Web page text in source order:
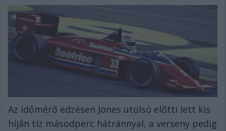
Az időmérő edzésen Jones utolsó előtti lett kis
híján tíz másodperc hátránnyal, a verseny pedig